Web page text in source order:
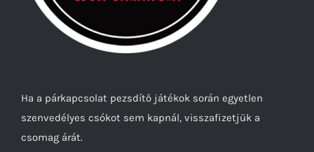
Ha a párkapcsolat pezsdítő játékok során egyetlen
szenvedélyes csókot sem kapnál, visszafizetjük a
csomag árát.